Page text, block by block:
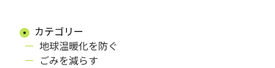
カテゴリー
地球温暖化を防ぐ
ごみを減らす